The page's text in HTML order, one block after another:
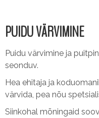
PUIDU VÄRVIMINE
Puidu värvimine ja
seonduv.
Hea ehitaja ja
värvida, pea nõu
Siinkohal mõningaid